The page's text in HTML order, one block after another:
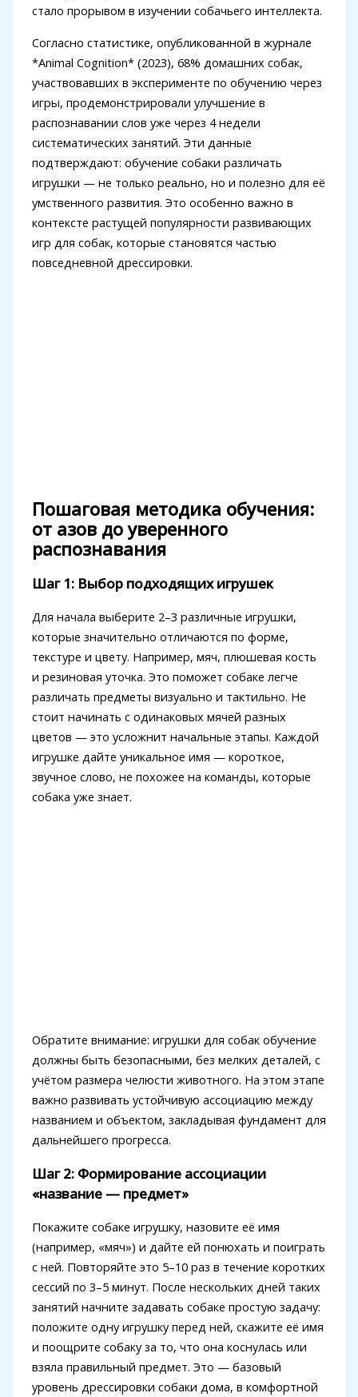
стало прорывом в изучении собачьего интеллекта.
Согласно статистике, опубликованной в журнале
*Animal Cognition* (2023), 68% домашних собак,
участвовавших в эксперименте по обучению через
игры, продемонстрировали улучшение в
распознавании слов уже через 4 недели
систематических занятий. Эти данные
подтверждают: обучение собаки различать
игрушки — не только реально, но и полезно для её
умственного развития. Это особенно важно в
контексте растущей популярности развивающих
игр для собак, которые становятся частью
повседневной дрессировки.
Пошаговая методика обучения:
от азов до уверенного
распознавания
Шаг 1: Выбор подходящих игрушек
Для начала выберите 2–3 различные игрушки,
которые значительно отличаются по форме,
текстуре и цвету. Например, мяч, плюшевая кость
и резиновая уточка. Это поможет собаке легче
различать предметы визуально и тактильно. Не
стоит начинать с одинаковых мячей разных
цветов — это усложнит начальные этапы. Каждой
игрушке дайте уникальное имя — короткое,
звучное слово, не похожее на команды, которые
собака уже знает.
Обратите внимание: игрушки для собак обучение
должны быть безопасными, без мелких деталей, с
учётом размера челюсти животного. На этом этапе
важно развивать устойчивую ассоциацию между
названием и объектом, закладывая фундамент для
дальнейшего прогресса.
Шаг 2: Формирование ассоциации
«название — предмет»
Покажите собаке игрушку, назовите её имя
(например, «мяч») и дайте ей понюхать и поиграть
с ней. Повторяйте это 5–10 раз в течение коротких
сессий по 3–5 минут. После нескольких дней таких
занятий начните задавать собаке простую задачу:
положите одну игрушку перед ней, скажите её имя
и поощрите собаку за то, что она коснулась или
взяла правильный предмет. Это — базовый
уровень дрессировки собаки дома, в комфортной